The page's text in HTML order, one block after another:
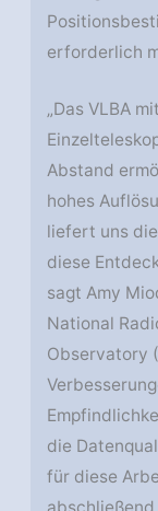
erforderlich
„Das VLBA
Abstand
hohes
liefert uns
diese
sagt Amy
National
Observatory
die
für diese